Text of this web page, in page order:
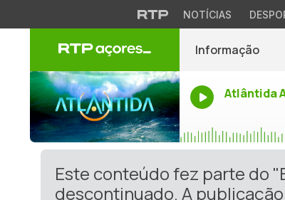
NOTÍCIAS
Informação
Atlântida
Este conteúdo fez parte do
descontinuado. A